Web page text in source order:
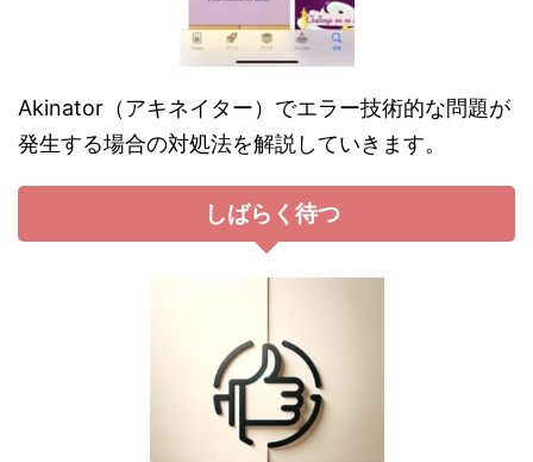
Akinator（アキネイター）でエラー技術的な問題が
発生する場合の対処法を解説していきます。
しばらく待つ